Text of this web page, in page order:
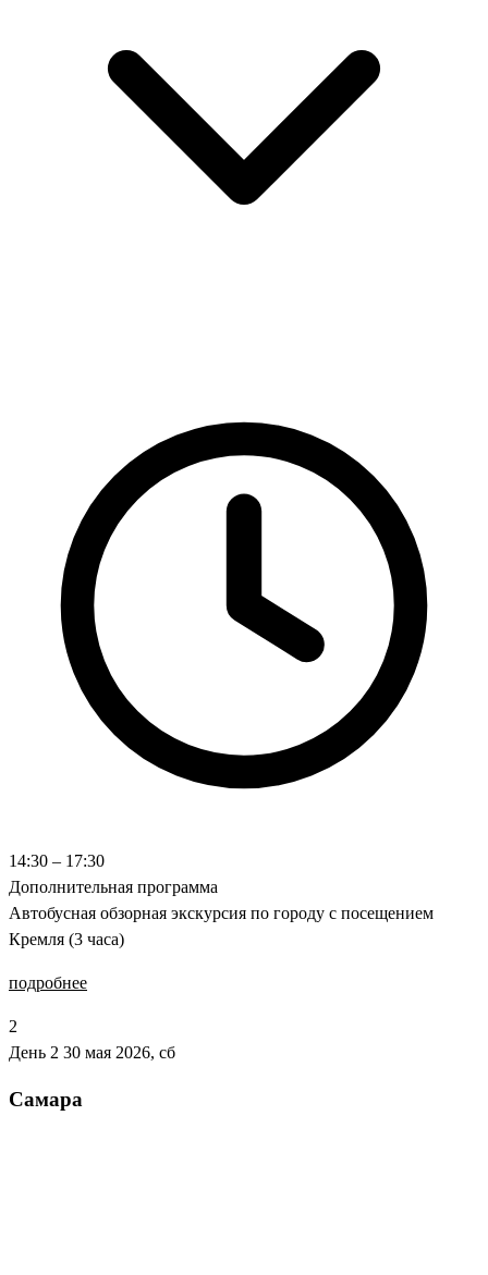
14:30 – 17:30
Дополнительная программа
Автобусная обзорная экскурсия по городу с посещением
Кремля (3 часа)
подробнее
2
День 2 30 мая 2026, сб
Самара